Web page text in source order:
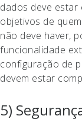
dados deve estar
objetivos de
não deve haver,
funcionalidade
configuração de
devem estar
5)